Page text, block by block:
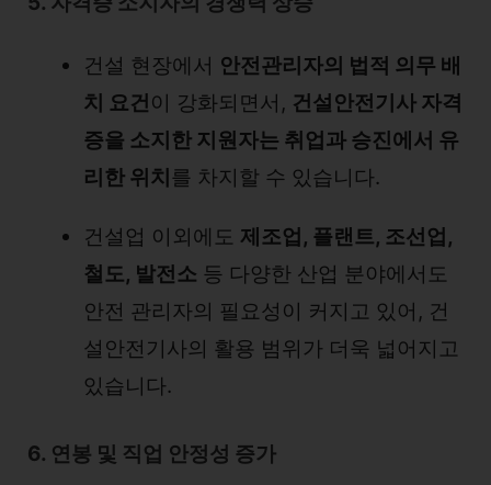
건설 현장에서 안전관리자의 법적 의무 배
치 요건이 강화되면서, 건설안전기사 자격
증을 소지한 지원자는 취업과 승진에서 유
리한 위치 를 차지할 수 있습니다.
건설업 이외에도 제조업, 플랜트, 조선업,
철도, 발전소 등 다양한 산업 분야에서도
안전 관리자의 필요성이 커지고 있어, 건
설안전기사의 활용 범위가 더욱 넓어지고
있습니다.
6. 연봉 및 직업 안정성 증가